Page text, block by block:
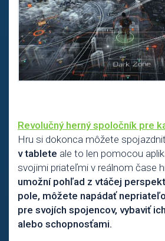
Revolučný herný spoločník pre
Hru si dokonca môžete
v tablete ale to len pomocou
svojimi priateľmi v reálnom čase
umožní pohľad z vtáčej
pole, môžete napádať
pre svojích spojencov, vybaviť
alebo schopnosťami.